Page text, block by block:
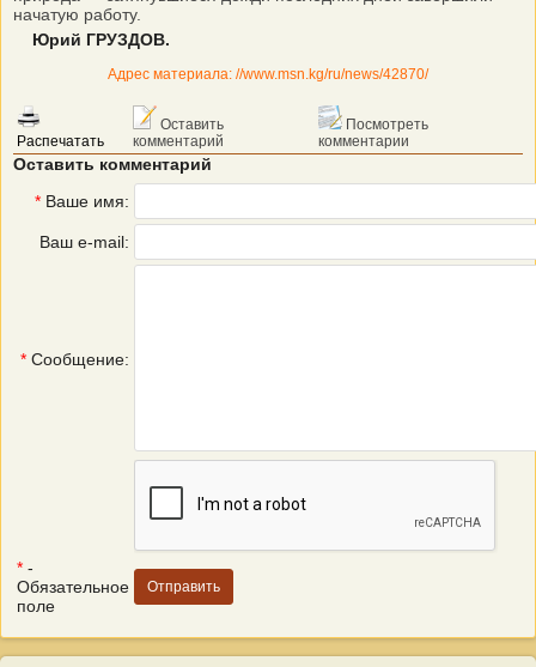
начатую работу.
Юрий ГРУЗДОВ.
Адрес материала: //www.msn.kg/ru/news/42870/
Распечатать
Оставить
комментарий
Посмотреть
комментарии
Оставить комментарий
* Ваше имя:
Ваш e-mail:
* Сообщение:
* -
Обязательное
поле